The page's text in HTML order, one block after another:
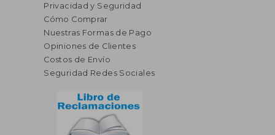
Privacidad y Seguridad
Cómo Comprar
Nuestras Formas de Pago
Opiniones de Clientes
Costos de Envío
Seguridad Redes Sociales